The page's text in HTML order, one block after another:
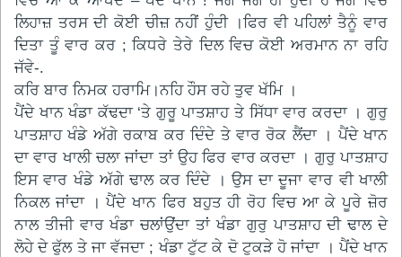
ਲਿਹਾਜ਼ ਤਰਸ ਦੀ ਕੋਈ ਚੀਜ਼ ਨਹੀਂ ਹੁੰਦੀ ।ਫਿਰ ਵੀ ਪਹਿਲਾਂ ਤੈਨੂੰ ਵਾਰ
ਦਿਤਾ ਤੂੰ ਵਾਰ ਕਰ ; ਕਿਧਰੇ ਤੇਰੇ ਦਿਲ ਵਿਚ ਕੋਈ ਅਰਮਾਨ ਨਾ ਰਹਿ
ਜੱਵੇ-.
ਕਰਿ ਬਾਰ ਨਿਮਕ ਹਰਾਮਿ।ਨਹਿ ਹੌਸ ਰਹੇ ਤੁਵ ਖੱਮਿ ।
ਪੈਂਦੇ ਖਾਨ ਖੰਡਾ ਕੱਢਦਾ ‘ਤੇ ਗੁਰੂ ਪਾਤਸ਼ਾਹ ਤੇ ਸਿੱਧਾ ਵਾਰ ਕਰਦਾ । ਗੁਰੁ
ਪਾਤਸ਼ਾਹ ਖੰਡੇ ਅੱਗੇ ਰਕਾਬ ਕਰ ਦਿੰਦੇ ਤੇ ਵਾਰ ਰੋਕ ਲੈਂਦਾ । ਪੈਂਦੇ ਖਾਨ
ਦਾ ਵਾਰ ਖਾਲੀ ਚਲਾ ਜਾਂਦਾ ਤਾਂ ਉਹ ਫਿਰ ਵਾਰ ਕਰਦਾ । ਗੁਰੁ ਪਾਤਸ਼ਾਹ
ਇਸ ਵਾਰ ਖੰਡੇ ਅੱਗੇ ਢਾਲ ਕਰ ਦਿੰਦੇ । ਉਸ ਦਾ ਦੂਜਾ ਵਾਰ ਵੀ ਖਾਲੀ
ਨਿਕਲ ਜਾਂਦਾ । ਪੈਂਦੇ ਖਾਨ ਫਿਰ ਬਹੁਤ ਹੀ ਰੋਹ ਵਿਚ ਆ ਕੇ ਪੂਰੇ ਜ਼ੋਰ
ਨਾਲ ਤੀਜੀ ਵਾਰ ਖੰਡਾ ਚਲਾਂਉਂਦਾ ਤਾਂ ਖੰਡਾ ਗੁਰੁ ਪਾਤਸ਼ਾਹ ਦੀ ਢਾਲ ਦੇ
ਲੋਹੇ ਦੇ ਫੁੱਲ ਤੇ ਜਾ ਵੱਜਦਾ ; ਖੰਡਾ ਟੁੱਟ ਕੇ ਦੋ ਟੁਕੜੇ ਹੋ ਜਾਂਦਾ । ਪੈਂਦੇ ਖਾਨ